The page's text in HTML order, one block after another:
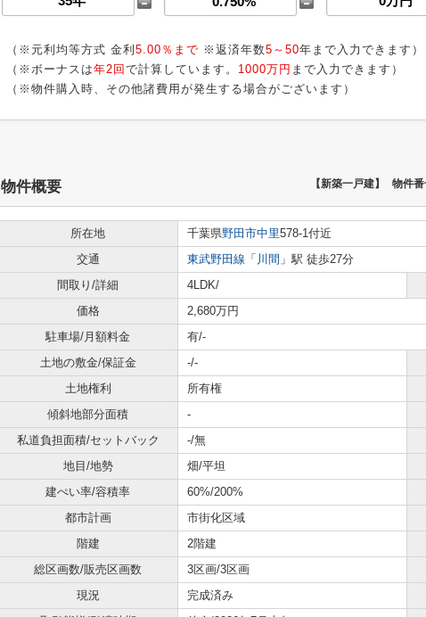
（※元利均等方式 金利 5.00％まで ※返済年数5～50年まで入力できます）
（※ボーナスは年2回 で計算しています。 1000万円 まで入力できます）
（※物件購入時、その他諸費用が発生する場合がございます）
物件概要 【新築一戸建】 物件
所在地 千葉県野田市中里578-1付近
交通
東武野田線 「 川間 」駅 徒歩27分
間取り/詳細
4LDK/
価格
2,680万円
駐車場/月額料金
有/-
土地の敷金/保証金
-/-
土地権利
所有権
傾斜地部分面積
-
私道負担面積/セットバック
-/無
地目/地勢
畑/平坦
建ぺい率/容積率
60%/200%
都市計画
市街化区域
階建
2階建
総区画数/販売区画数
3区画/3区画
現況
完成済み